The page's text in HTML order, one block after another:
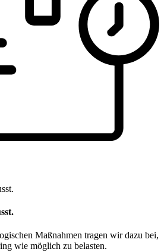
Maßnahmen tragen wir dazu bei,
wie möglich zu belasten.